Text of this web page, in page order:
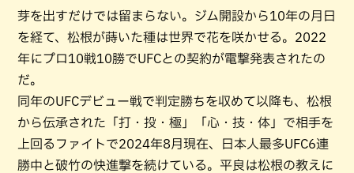
芽を出すだけでは留まらない。ジム開設から10年の月日
を経て、松根が蒔いた種は世界で花を咲かせる。2022
年にプロ10戦10勝でUFCとの契約が電撃発表されたの
だ。
同年のUFCデビュー戦で判定勝ちを収めて以降も、松根
から伝承された「打・投・極」「心・技・体」で相手を
上回るファイトで2024年8月現在、日本人最多UFC6連
勝中と破竹の快進撃を続けている。平良は松根の教えに